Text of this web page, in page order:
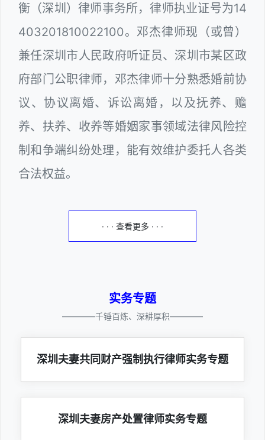
衡（深圳）律师事务所，律师执业证号为14
403201810022100。邓杰律师现（或曾）
兼任深圳市人民政府听证员、深圳市某区政
府部门公职律师，邓杰律师十分熟悉婚前协
议、协议离婚、诉讼离婚，以及抚养、赡
养、扶养、收养等婚姻家事领域法律风险控
制和争端纠纷处理，能有效维护委托人各类
合法权益。
· · · 查看更多 · · ·
实务专题
————千锤百炼、深耕厚积————
深圳夫妻共同财产强制执行律师实务专题
深圳夫妻房产处置律师实务专题